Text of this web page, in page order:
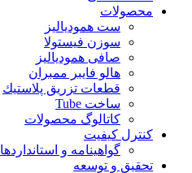
محصولات
ست همودیالیز
سوزن فیستولا
صافی همودیالیز
هالو فایبر ممبران
قطعات تزريق پلاستيك
ساخت Tube
کاتالوگ محصولات
کنترل کیفیت
گواهينامه و استانداردها
تحقيق و توسعه